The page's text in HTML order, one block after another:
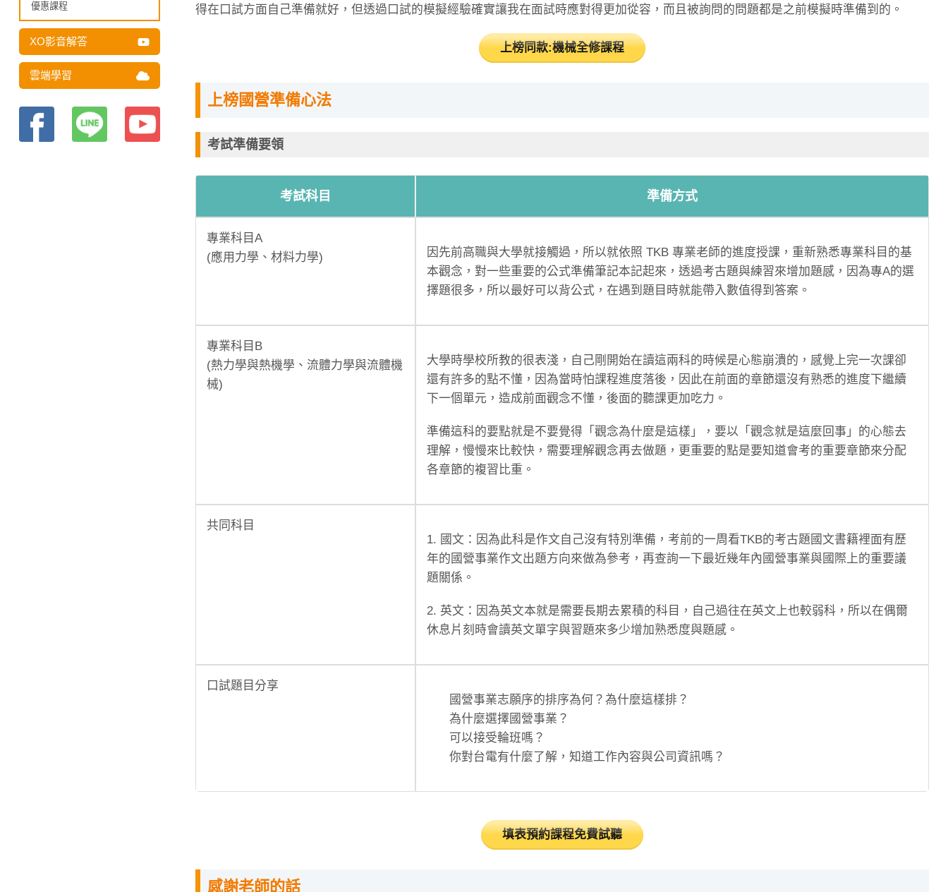
優惠課程
XO影音解答
雲端學習
得在口試方面自己準備就好，但透過口試的模擬經驗確實讓我在面試時應對得更加從容，而且被詢問的問題都是之前模擬時準備到的。
上榜同款:機械全修課程
上榜國營準備心法
考試準備要領
考試科目 準備方式
專業科目A
(應用力學、材料力學)
因先前高職與大學就接觸過，所以就依照 TKB 專業老師的進度授課，重新熟悉專業科目的基
本觀念，對一些重要的公式準備筆記本記起來，透過考古題與練習來增加題感，因為專A的選
擇題很多，所以最好可以背公式，在遇到題目時就能帶入數值得到答案。
專業科目B
(熱力學與熱機學、流體力學與流體機
械)
大學時學校所教的很表淺，自己剛開始在讀這兩科的時候是心態崩潰的，感覺上完一次課卻
還有許多的點不懂，因為當時怕課程進度落後，因此在前面的章節還沒有熟悉的進度下繼續
下一個單元，造成前面觀念不懂，後面的聽課更加吃力。
準備這科的要點就是不要覺得「觀念為什麼是這樣」，要以「觀念就是這麼回事」的心態去
理解，慢慢來比較快，需要理解觀念再去做題，更重要的點是要知道會考的重要章節來分配
各章節的複習比重。
共同科目
1. 國文：因為此科是作文自己沒有特別準備，考前的一周看TKB的考古題國文書籍裡面有歷
年的國營事業作文出題方向來做為參考，再查詢一下最近幾年內國營事業與國際上的重要議
題關係。
2. 英文：因為英文本就是需要長期去累積的科目，自己過往在英文上也較弱科，所以在偶爾
休息片刻時會讀英文單字與習題來多少增加熟悉度與題感。
口試題目分享
國營事業志願序的排序為何？為什麼這樣排？
為什麼選擇國營事業？
可以接受輪班嗎？
你對台電有什麼了解，知道工作內容與公司資訊嗎？
填表預約課程免費試聽
感謝老師的話